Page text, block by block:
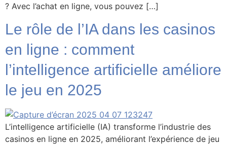
? Avec l’achat en ligne, vous pouvez […]
Le rôle de l’IA dans les casinos
en ligne : comment
l’intelligence artificielle améliore
le jeu en 2025
L’intelligence artificielle (IA) transforme l’industrie des
casinos en ligne en 2025, améliorant l’expérience de jeu